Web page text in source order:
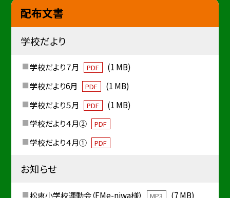
配布文書
学校だより
学校だより７月 PDF
(1 MB)
学校だより6月
PDF
(1 MB)
学校だより５月
PDF
(1 MB)
学校だより４月②
PDF
学校だより４月① PDF
お知らせ
松恵小学校運動会（FMe-niwa様） MP3
(7 MB)